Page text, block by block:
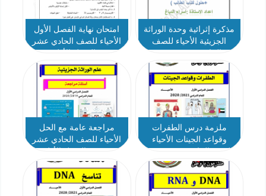
مذكرة إثرائية وحدة الوراثة
الجزيئية الأحياء للصف
امتحان نهاية الفصل الأول
الأحياء للصف الحادي عشر
2019
ملزمة درس الطفرات
وقواعد الجينات الأحياء
مراجعة عامة مع الحل
الأحياء للصف الحادي عشر